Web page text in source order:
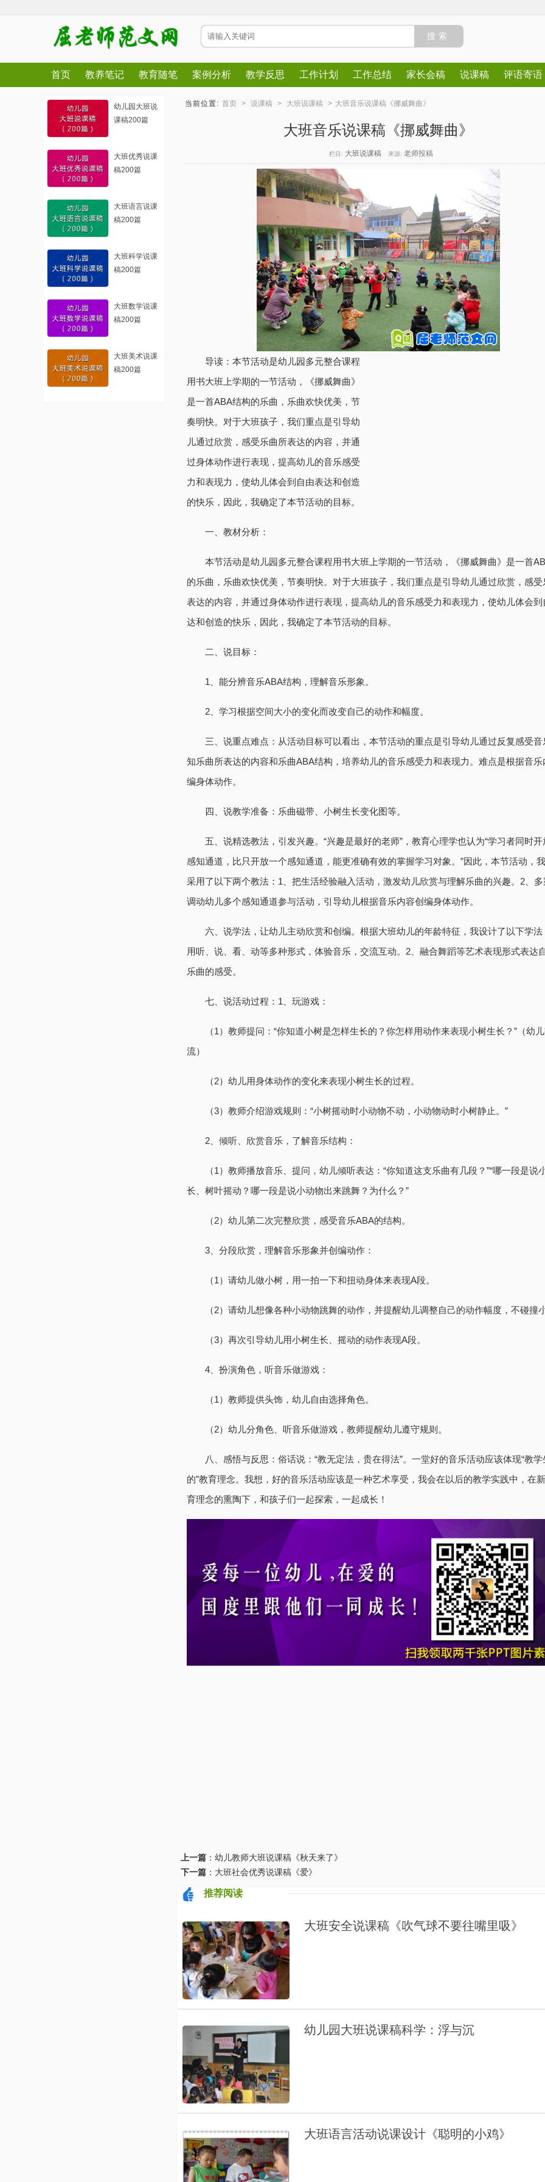
首页 教养笔记 教育随笔 案例分析 教学反思 工作计划 工作总结 家长会稿 说课稿 评语寄语
幼儿园大班说
课稿200篇
大班优秀说课
稿200篇
大班语言说课
稿200篇
大班科学说课
稿200篇
大班数学说课
稿200篇
大班美术说课
稿200篇
当前位置: 首页 > 说课稿 > 大班说课稿 > 大班音乐说课稿《挪威舞曲》
大班音乐说课稿《挪威舞曲》
栏目: 大班说课稿 来源: 老师投稿
导读：本节活动是幼儿园多元整合课程
用书大班上学期的一节活动，《挪威舞曲》
是一首ABA结构的乐曲，乐曲欢快优美，节
奏明快。对于大班孩子，我们重点是引导幼
儿通过欣赏，感受乐曲所表达的内容，并通
过身体动作进行表现，提高幼儿的音乐感受
力和表现力，使幼儿体会到自由表达和创造
的快乐，因此，我确定了本节活动的目标。
一、教材分析：
本节活动是幼儿园多元整合课程用书大班上学期的一节活动，《挪威舞曲》是一首
的乐曲，乐曲欢快优美，节奏明快。对于大班孩子，我们重点是引导幼儿通过欣赏，感受
表达的内容，并通过身体动作进行表现，提高幼儿的音乐感受力和表现力，使幼儿体会到
达和创造的快乐，因此，我确定了本节活动的目标。
二、说目标：
1、能分辨音乐ABA结构，理解音乐形象。
2、学习根据空间大小的变化而改变自己的动作和幅度。
三、说重点难点：从活动目标可以看出，本节活动的重点是引导幼儿通过反复感受音
知乐曲所表达的内容和乐曲ABA结构，培养幼儿的音乐感受力和表现力。难点是根据音乐
编身体动作。
四、说教学准备：乐曲磁带、小树生长变化图等。
五、说精选教法，引发兴趣。“兴趣是最好的老师”，教育心理学也认为“学习者同时开
感知通道，比只开放一个感知通道，能更准确有效的掌握学习对象。”因此，本节活动，
采用了以下两个教法：1、把生活经验融入活动，激发幼儿欣赏与理解乐曲的兴趣。2、多
调动幼儿多个感知通道参与活动，引导幼儿根据音乐内容创编身体动作。
六、说学法，让幼儿主动欣赏和创编。根据大班幼儿的年龄特征，我设计了以下学法
用听、说、看、动等多种形式，体验音乐，交流互动。2、融合舞蹈等艺术表现形式表达
乐曲的感受。
七、说活动过程：1、玩游戏：
（1）教师提问：“你知道小树是怎样生长的？你怎样用动作来表现小树生长？”（幼
流）
（2）幼儿用身体动作的变化来表现小树生长的过程。
（3）教师介绍游戏规则：“小树摇动时小动物不动，小动物动时小树静止。”
2、倾听、欣赏音乐，了解音乐结构：
（1）教师播放音乐、提问，幼儿倾听表达：“你知道这支乐曲有几段？”“哪一段是说
长、树叶摇动？哪一段是说小动物出来跳舞？为什么？”
（2）幼儿第二次完整欣赏，感受音乐ABA的结构。
3、分段欣赏，理解音乐形象并创编动作：
（1）请幼儿做小树，用一拍一下和扭动身体来表现A段。
（2）请幼儿想像各种小动物跳舞的动作，并提醒幼儿调整自己的动作幅度，不碰撞小
（3）再次引导幼儿用小树生长、摇动的动作表现A段。
4、扮演角色，听音乐做游戏：
（1）教师提供头饰，幼儿自由选择角色。
（2）幼儿分角色、听音乐做游戏，教师提醒幼儿遵守规则。
八、感悟与反思：俗话说：“教无定法，贵在得法”。一堂好的音乐活动应该体现“教学
的”教育理念。我想，好的音乐活动应该是一种艺术享受，我会在以后的教学实践中，在
育理念的熏陶下，和孩子们一起探索，一起成长！
上一篇 ： 幼儿教师大班说课稿《秋天来了》
下一篇 ： 大班社会优秀说课稿《爱》
推荐阅读
大班安全说课稿《吹气球不要往嘴里吸》
幼儿园大班说课稿科学：浮与沉
大班语言活动说课设计《聪明的小鸡》